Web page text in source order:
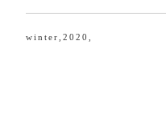
winter, 2020,